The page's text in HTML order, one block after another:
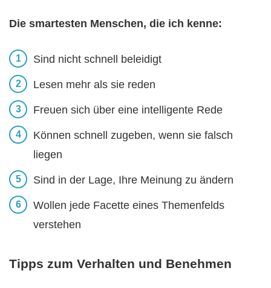
Die smartesten Menschen, die ich kenne:
Sind nicht schnell beleidigt
Lesen mehr als sie reden
Freuen sich über eine intelligente Rede
Können schnell zugeben, wenn sie falsch
liegen
Sind in der Lage, Ihre Meinung zu ändern
Wollen jede Facette eines Themenfelds
verstehen
Tipps zum Verhalten und Benehmen